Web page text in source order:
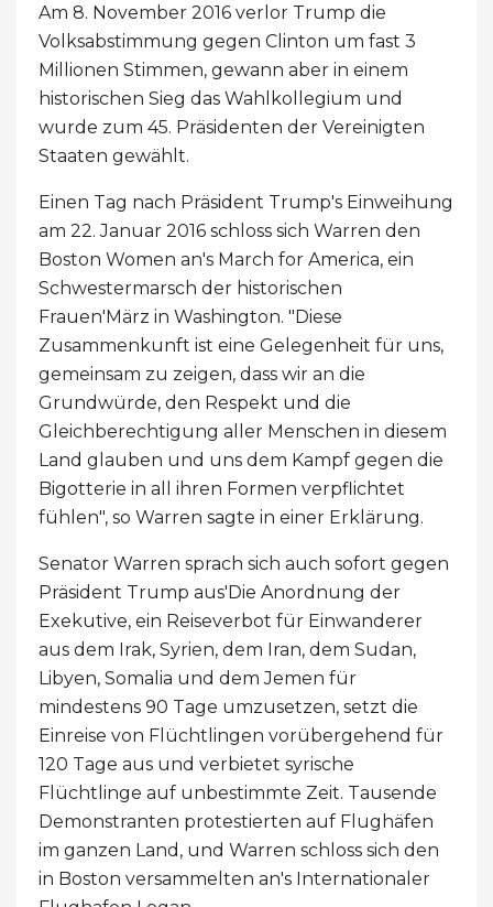
Am 8. November 2016 verlor Trump die
Volksabstimmung gegen Clinton um fast 3
Millionen Stimmen, gewann aber in einem
historischen Sieg das Wahlkollegium und
wurde zum 45. Präsidenten der Vereinigten
Staaten gewählt.
Einen Tag nach Präsident Trump's Einweihung
am 22. Januar 2016 schloss sich Warren den
Boston Women an's March for America, ein
Schwestermarsch der historischen
Frauen'März in Washington. "Diese
Zusammenkunft ist eine Gelegenheit für uns,
gemeinsam zu zeigen, dass wir an die
Grundwürde, den Respekt und die
Gleichberechtigung aller Menschen in diesem
Land glauben und uns dem Kampf gegen die
Bigotterie in all ihren Formen verpflichtet
fühlen", so Warren sagte in einer Erklärung.
Senator Warren sprach sich auch sofort gegen
Präsident Trump aus'Die Anordnung der
Exekutive, ein Reiseverbot für Einwanderer
aus dem Irak, Syrien, dem Iran, dem Sudan,
Libyen, Somalia und dem Jemen für
mindestens 90 Tage umzusetzen, setzt die
Einreise von Flüchtlingen vorübergehend für
120 Tage aus und verbietet syrische
Flüchtlinge auf unbestimmte Zeit. Tausende
Demonstranten protestierten auf Flughäfen
im ganzen Land, und Warren schloss sich den
in Boston versammelten an's Internationaler